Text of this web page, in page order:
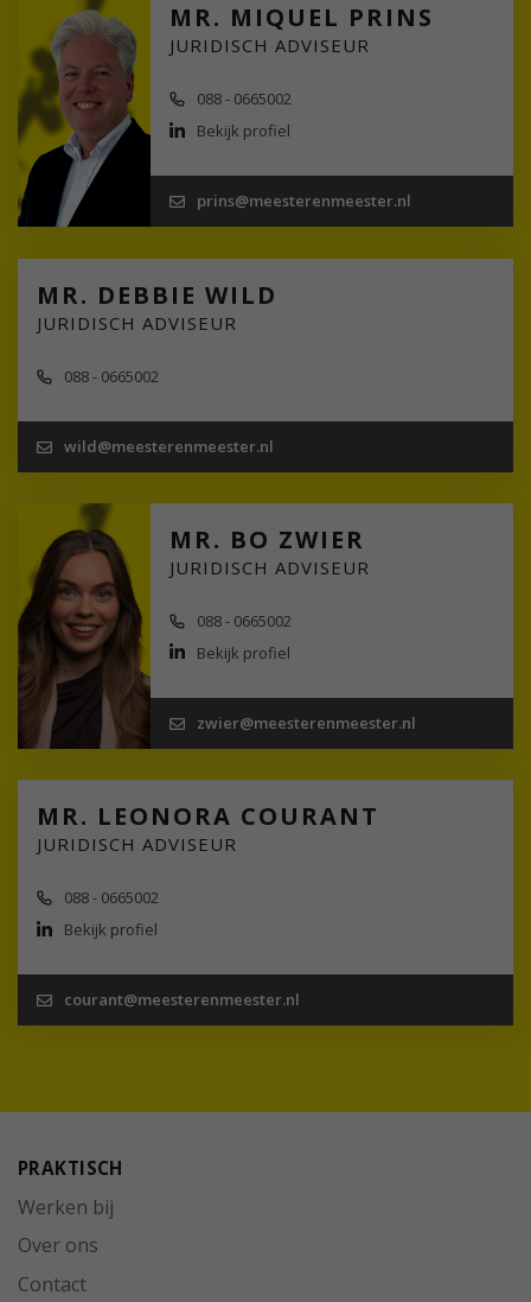
MR. MIQUEL PRINS
JURIDISCH ADVISEUR
088 - 0665002
Bekijk profiel
prins@meesterenmeester.nl
MR. DEBBIE WILD
JURIDISCH ADVISEUR
088 - 0665002
wild@meesterenmeester.nl
MR. BO ZWIER
JURIDISCH ADVISEUR
088 - 0665002
Bekijk profiel
zwier@meesterenmeester.nl
MR. LEONORA COURANT
JURIDISCH ADVISEUR
088 - 0665002
Bekijk profiel
courant@meesterenmeester.nl
PRAKTISCH
Werken bij
Over ons
Contact